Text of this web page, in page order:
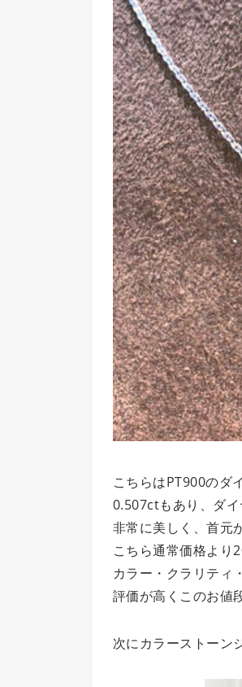
こちらはPT900のダ
0.507ctもあり、ダ
非常に美しく、首元
こちら通常価格より
カラー・クラリティ
評価が高くこのお値
次にカラーストーン